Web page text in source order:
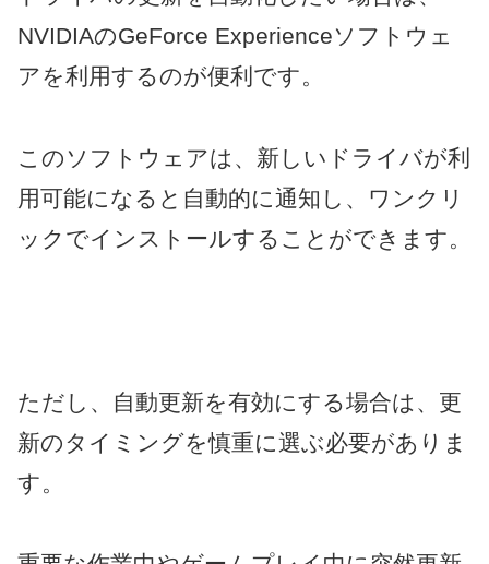
NVIDIAのGeForce Experienceソフトウェ
アを利用するのが便利です。
このソフトウェアは、新しいドライバが利
用可能になると自動的に通知し、ワンクリ
ックでインストールすることができます。
ただし、自動更新を有効にする場合は、更
新のタイミングを慎重に選ぶ必要がありま
す。